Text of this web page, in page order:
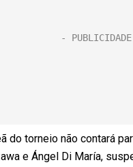
do torneio não contará
e Ángel Di María,